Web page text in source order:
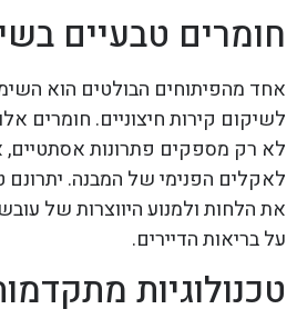
חומרים טבעיים
אחד מהפיתוחים הבולטים הוא
לשיקום קירות חיצוניים. חומרים
לא רק מספקים פתרונות אסתטיים,
לאקלים הפנימי של המבנה. יתרונם
את הלחות ולמנוע היווצרות של
על בריאות הדיירים.
טכנולוגיות